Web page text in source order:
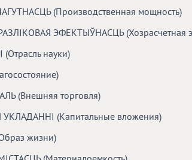
(Производственная мощность)
ЭФЕКТЫЎНАСЦЬ (Хозрасчетная
науки)
(Внешняя торговля)
(Капитальные вложения)
жизни)